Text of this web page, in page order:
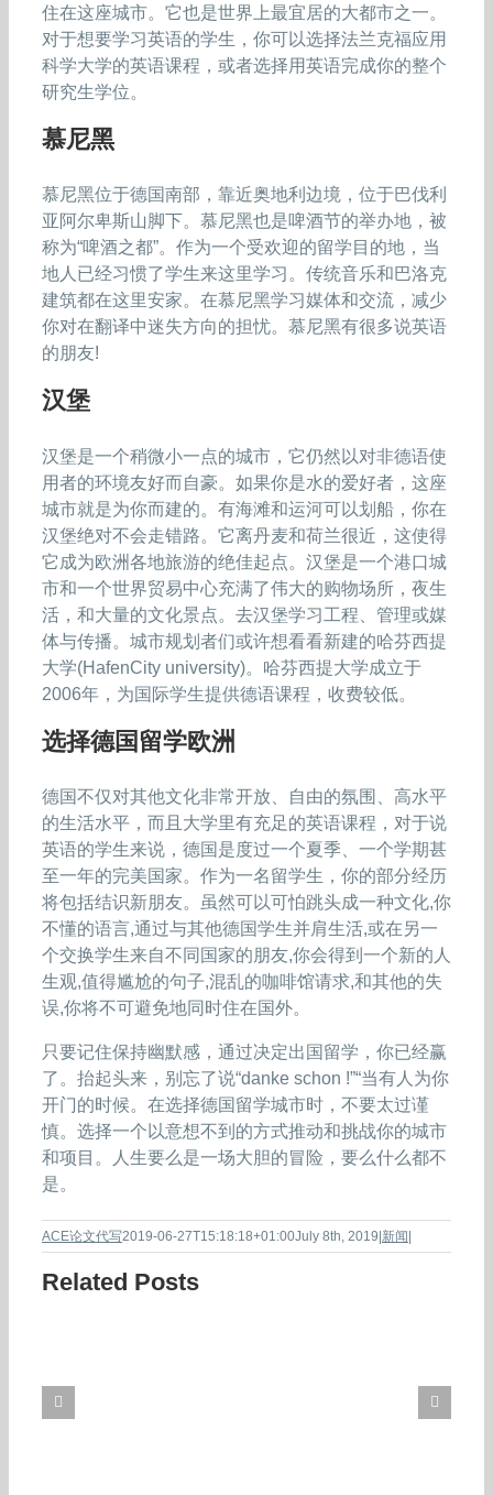
住在这座城市。它也是世界上最宜居的大都市之一。
对于想要学习英语的学生，你可以选择法兰克福应用
科学大学的英语课程，或者选择用英语完成你的整个
研究生学位。
慕尼黑
慕尼黑位于德国南部，靠近奥地利边境，位于巴伐利
亚阿尔卑斯山脚下。慕尼黑也是啤酒节的举办地，被
称为“啤酒之都”。作为一个受欢迎的留学目的地，当
地人已经习惯了学生来这里学习。传统音乐和巴洛克
建筑都在这里安家。在慕尼黑学习媒体和交流，减少
你对在翻译中迷失方向的担忧。慕尼黑有很多说英语
的朋友!
汉堡
汉堡是一个稍微小一点的城市，它仍然以对非德语使
用者的环境友好而自豪。如果你是水的爱好者，这座
城市就是为你而建的。有海滩和运河可以划船，你在
汉堡绝对不会走错路。它离丹麦和荷兰很近，这使得
它成为欧洲各地旅游的绝佳起点。汉堡是一个港口城
市和一个世界贸易中心充满了伟大的购物场所，夜生
活，和大量的文化景点。去汉堡学习工程、管理或媒
体与传播。城市规划者们或许想看看新建的哈芬西提
大学(HafenCity university)。哈芬西提大学成立于
2006年，为国际学生提供德语课程，收费较低。
选择德国留学欧洲
德国不仅对其他文化非常开放、自由的氛围、高水平
的生活水平，而且大学里有充足的英语课程，对于说
英语的学生来说，德国是度过一个夏季、一个学期甚
至一年的完美国家。作为一名留学生，你的部分经历
将包括结识新朋友。虽然可以可怕跳头成一种文化,你
不懂的语言,通过与其他德国学生并肩生活,或在另一
个交换学生来自不同国家的朋友,你会得到一个新的人
生观,值得尴尬的句子,混乱的咖啡馆请求,和其他的失
误,你将不可避免地同时住在国外。
只要记住保持幽默感，通过决定出国留学，你已经赢
了。抬起头来，别忘了说“danke schon !”“当有人为你
开门的时候。在选择德国留学城市时，不要太过谨
慎。选择一个以意想不到的方式推动和挑战你的城市
和项目。人生要么是一场大胆的冒险，要么什么都不
是。
ACE论文代写2019-06-27T15:18:18+01:00July 8th, 2019|新闻|
Related Posts